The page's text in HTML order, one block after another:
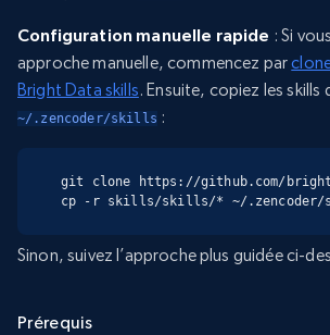
Configuration manuelle rapide : Si
approche manuelle, commencez par
Bright Data skills. Ensuite, copiez les skills
~/.zencoder/skills :
git clone https://github.com/
cp -r skills/skills/* ~/
Sinon, suivez l’approche plus guidée ci-
Prérequis